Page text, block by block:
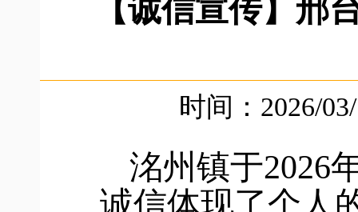
【诚信宣传】邢
时间：2026/
洺州镇于2026
诚信体现了个人